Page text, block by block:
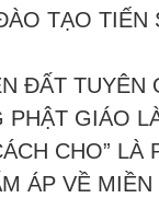
TẠO TIẾN
ĐẤT TUYÊN
GIÁO
CHO” LÀ
ÁP VỀ MIỀN